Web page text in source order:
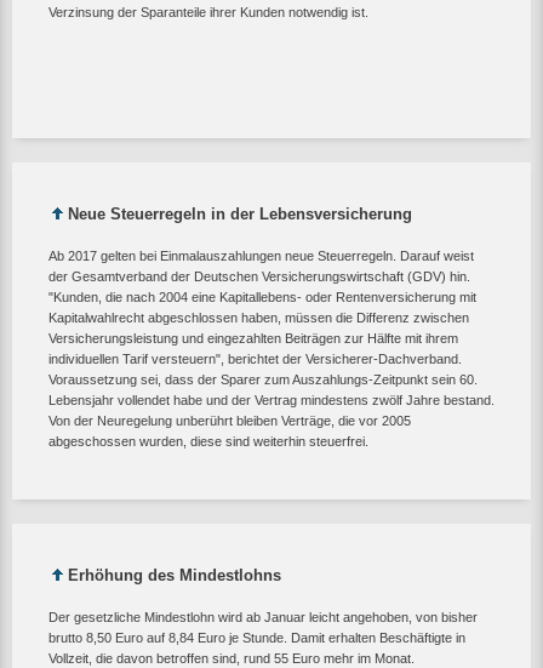
Verzinsung der Sparanteile ihrer Kunden notwendig ist.
Neue Steuerregeln in der Lebensversicherung
Ab 2017 gelten bei Einmalauszahlungen neue Steuerregeln. Darauf weist
der Gesamtverband der Deutschen Versicherungswirtschaft (GDV) hin.
"Kunden, die nach 2004 eine Kapitallebens- oder Rentenversicherung mit
Kapitalwahlrecht abgeschlossen haben, müssen die Differenz zwischen
Versicherungsleistung und eingezahlten Beiträgen zur Hälfte mit ihrem
individuellen Tarif versteuern", berichtet der Versicherer-Dachverband.
Voraussetzung sei, dass der Sparer zum Auszahlungs-Zeitpunkt sein 60.
Lebensjahr vollendet habe und der Vertrag mindestens zwölf Jahre bestand.
Von der Neuregelung unberührt bleiben Verträge, die vor 2005
abgeschossen wurden, diese sind weiterhin steuerfrei.
Erhöhung des Mindestlohns
Der gesetzliche Mindestlohn wird ab Januar leicht angehoben, von bisher
brutto 8,50 Euro auf 8,84 Euro je Stunde. Damit erhalten Beschäftigte in
Vollzeit, die davon betroffen sind, rund 55 Euro mehr im Monat.